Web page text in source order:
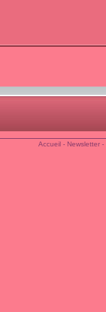
Accueil- Newsletter-